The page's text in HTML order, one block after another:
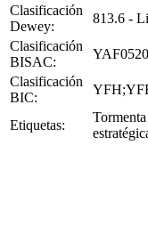
Clasificación
Dewey:
813.6 -
Clasificación
BISAC:
Clasificación
BIC:
Etiquetas: